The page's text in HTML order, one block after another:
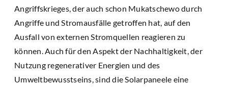
Angriffskrieges, der auch schon Mukatschewo durch
Angriffe und Stromausfälle getroffen hat, auf den
Ausfall von externen Stromquellen reagieren zu
können. Auch für den Aspekt der Nachhaltigkeit, der
Nutzung regenerativer Energien und des
Umweltbewusstseins, sind die Solarpaneele eine